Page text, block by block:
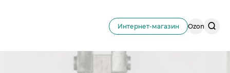
Интернет-магазин Ozon